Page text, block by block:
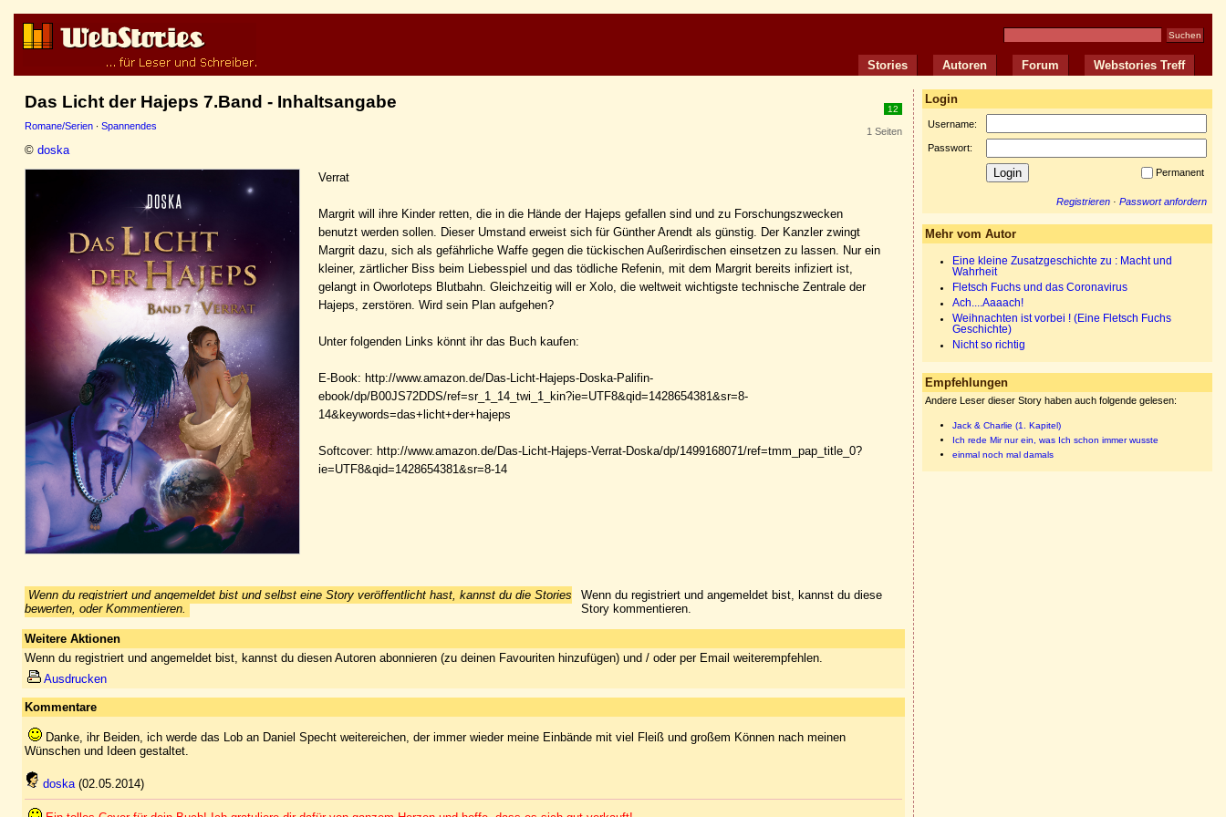
Stories Autoren Forum Webstories Treff
12
1 Seiten
Das Licht der Hajeps 7.Band - Inhaltsangabe
Romane/Serien · Spannendes
© doska
Verrat
Margrit will ihre Kinder retten, die in die Hände der Hajeps gefallen sind und zu Forschungszwecken
benutzt werden sollen. Dieser Umstand erweist sich für Günther Arendt als günstig. Der Kanzler zwingt
Margrit dazu, sich als gefährliche Waffe gegen die tückischen Außerirdischen einsetzen zu lassen. Nur ein
kleiner, zärtlicher Biss beim Liebesspiel und das tödliche Refenin, mit dem Margrit bereits infiziert ist,
gelangt in Oworloteps Blutbahn. Gleichzeitig will er Xolo, die weltweit wichtigste technische Zentrale der
Hajeps, zerstören. Wird sein Plan aufgehen?
Unter folgenden Links könnt ihr das Buch kaufen:
E-Book: http://www.amazon.de/Das-Licht-Hajeps-Doska-Palifin-
ebook/dp/B00JS72DDS/ref=sr_1_14_twi_1_kin?ie=UTF8&qid=1428654381&sr=8-
14&keywords=das+licht+der+hajeps
Softcover: http://www.amazon.de/Das-Licht-Hajeps-Verrat-Doska/dp/1499168071/ref=tmm_pap_title_0?
ie=UTF8&qid=1428654381&sr=8-14
Wenn du registriert und angemeldet bist und selbst eine Story veröffentlicht hast, kannst du die Stories
bewerten, oder Kommentieren.
Wenn du registriert und angemeldet bist, kannst du diese
Story kommentieren.
Weitere Aktionen
Wenn du registriert und angemeldet bist, kannst du diesen Autoren abonnieren (zu deinen Favouriten hinzufügen) und / oder per Email weiterempfehlen.
Ausdrucken
Kommentare
Danke, ihr Beiden, ich werde das Lob an Daniel Specht weitereichen, der immer wieder meine Einbände mit viel Fleiß und großem Können nach meinen
Wünschen und Ideen gestaltet.
doska(02.05.2014)
Login
Username:
Passwort:
Permanent
Registrieren · Passwort anfordern
Mehr vom Autor
Eine kleine Zusatzgeschichte zu : Macht und
Wahrheit
Fletsch Fuchs und das Coronavirus
Ach....Aaaach!
Weihnachten ist vorbei ! (Eine Fletsch Fuchs
Geschichte)
Nicht so richtig
Empfehlungen
Andere Leser dieser Story haben auch folgende gelesen:
Jack & Charlie (1. Kapitel)
Ich rede Mir nur ein, was Ich schon immer wusste
einmal noch mal damals